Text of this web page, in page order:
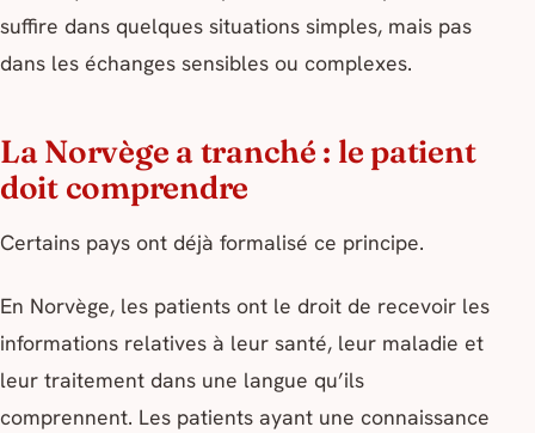
suffire dans quelques situations simples, mais pas
dans les échanges sensibles ou complexes.
La Norvège a tranché : le patient
doit comprendre
Certains pays ont déjà formalisé ce principe.
En Norvège, les patients ont le droit de recevoir les
informations relatives à leur santé, leur maladie et
leur traitement dans une langue qu’ils
comprennent. Les patients ayant une connaissance